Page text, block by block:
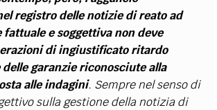
registro delle notizie di reato ad
fattuale e soggettiva non deve
di ingiustificato ritardo
delle garanzie riconosciute alla
alle indagini. Sempre nel senso di
sulla gestione della notizia di